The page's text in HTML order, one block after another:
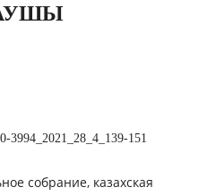
3994_2021_28_4_139-151
собрание, казахская